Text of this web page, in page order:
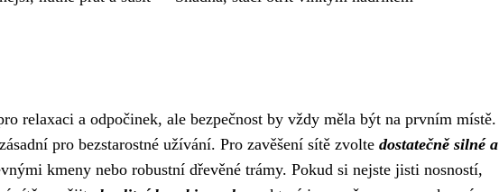
relaxaci a odpočinek, ale bezpečnost by vždy měla být na prvním místě.
pro bezstarostné užívání. Pro zavěšení sítě zvolte dostatečně silné a
kmeny nebo robustní dřevěné trámy. Pokud si nejste jisti nosností,